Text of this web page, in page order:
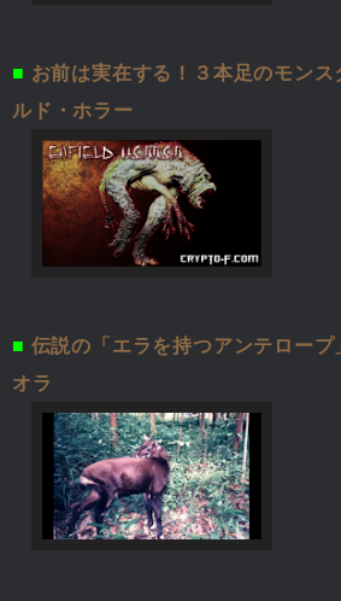
■ お前は実在する！３本足のモン
ルド・ホラー
■ 伝説の「エラを持つアンテロー
オラ